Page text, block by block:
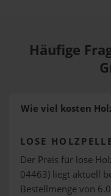
Häufige
Wie viel kosten
LOSE
Der Preis für lose
04463) liegt aktuell
Bestellmenge von